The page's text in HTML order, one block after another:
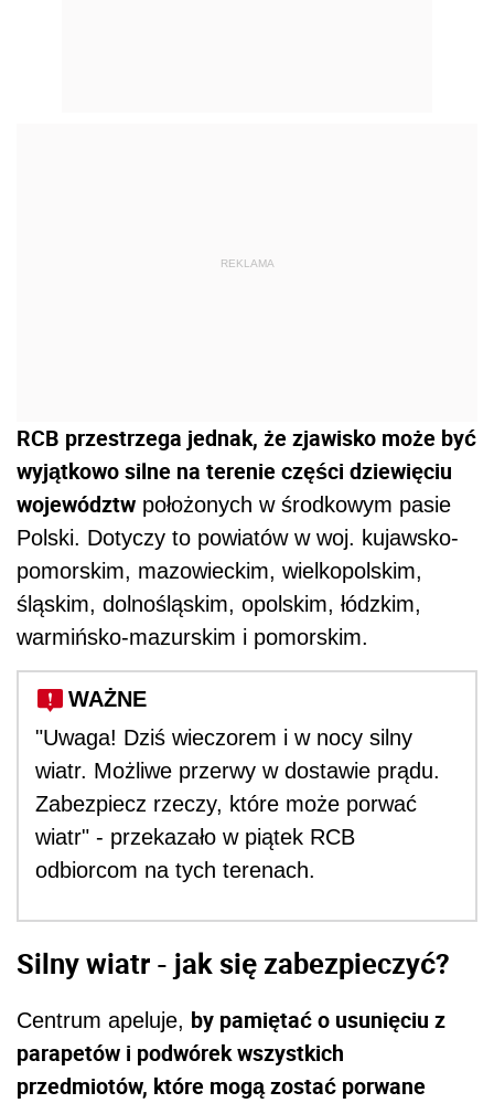
REKLAMA
RCB przestrzega jednak, że zjawisko może być
wyjątkowo silne na terenie części dziewięciu
województw położonych w środkowym pasie
Polski. Dotyczy to powiatów w woj. kujawsko-
pomorskim, mazowieckim, wielkopolskim,
śląskim, dolnośląskim, opolskim, łódzkim,
warmińsko-mazurskim i pomorskim.
WAŻNE
"Uwaga! Dziś wieczorem i w nocy silny
wiatr. Możliwe przerwy w dostawie prądu.
Zabezpiecz rzeczy, które może porwać
wiatr" - przekazało w piątek RCB
odbiorcom na tych terenach.
Silny wiatr - jak się zabezpieczyć?
Centrum apeluje, by pamiętać o usunięciu z
parapetów i podwórek wszystkich
przedmiotów, które mogą zostać porwane